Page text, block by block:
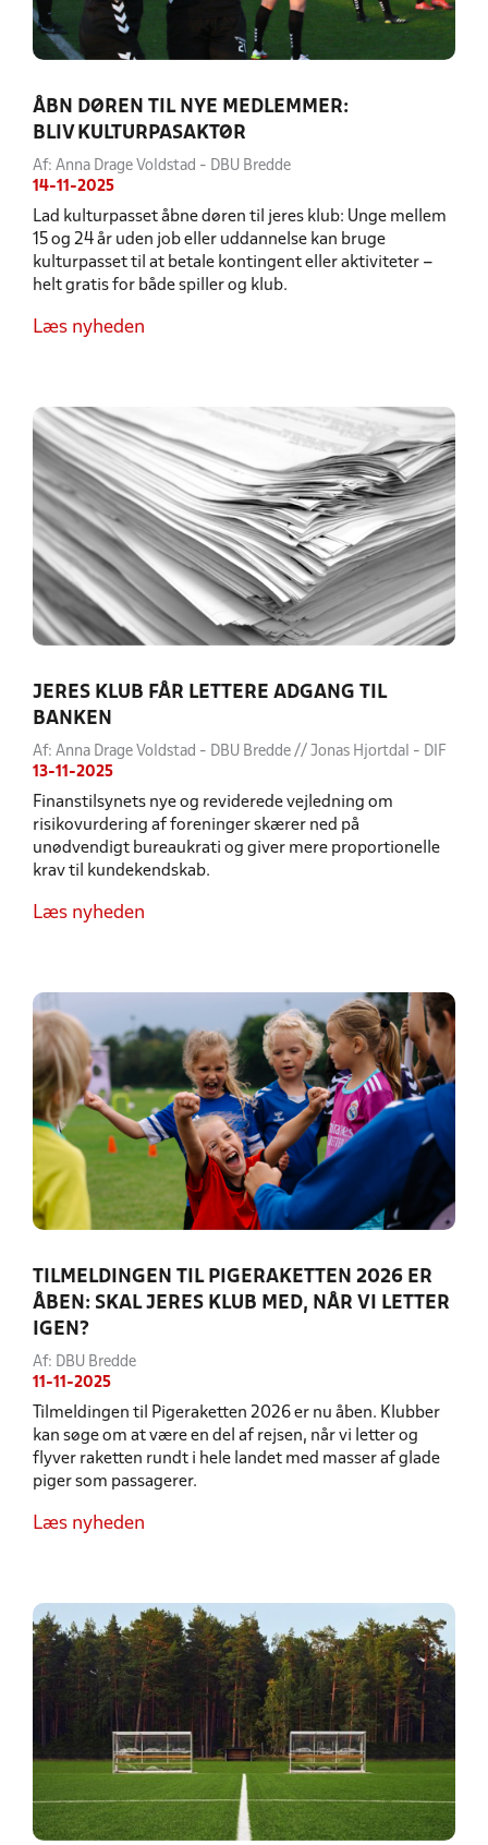
ÅBN DØREN TIL NYE MEDLEMMER:
BLIV KULTURPASAKTØR
Af: Anna Drage Voldstad - DBU Bredde
14-11-2025
Lad kulturpasset åbne døren til jeres klub: Unge mellem
15 og 24 år uden job eller uddannelse kan bruge
kulturpasset til at betale kontingent eller aktiviteter –
helt gratis for både spiller og klub.
Læs nyheden
JERES KLUB FÅR LETTERE ADGANG TIL
BANKEN
Af: Anna Drage Voldstad - DBU Bredde // Jonas Hjortdal - DIF
13-11-2025
Finanstilsynets nye og reviderede vejledning om
risikovurdering af foreninger skærer ned på
unødvendigt bureaukrati og giver mere proportionelle
krav til kundekendskab.
Læs nyheden
TILMELDINGEN TIL PIGERAKETTEN 2026 ER
ÅBEN: SKAL JERES KLUB MED, NÅR VI LETTER
IGEN?
Af: DBU Bredde
11-11-2025
Tilmeldingen til Pigeraketten 2026 er nu åben. Klubber
kan søge om at være en del af rejsen, når vi letter og
flyver raketten rundt i hele landet med masser af glade
piger som passagerer.
Læs nyheden